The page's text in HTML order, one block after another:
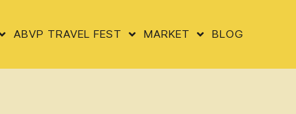
ABVP TRAVEL FEST MARKET BLOG